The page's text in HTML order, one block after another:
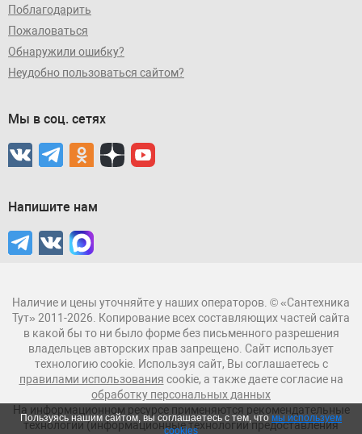
Поблагодарить
Пожаловаться
Обнаружили ошибку?
Неудобно пользоваться сайтом?
Мы в соц. сетях
Напишите нам
Наличие и цены уточняйте у наших операторов. © «Сантехника
Тут» 2011-2026. Копирование всех составляющих частей сайта
в какой бы то ни было форме без письменного разрешения
владельцев авторских прав запрещено. Сайт использует
технологию cookie. Используя сайт, Вы соглашаетесь с
правилами использования cookie, а также даете согласие на
обработку персональных данных
На информационном ресурсе применяются рекомендательные
технологии (информационные технологии предоставления
Пользуясь нашим сайтом, вы соглашаетесь с тем, что мы используем
cookies